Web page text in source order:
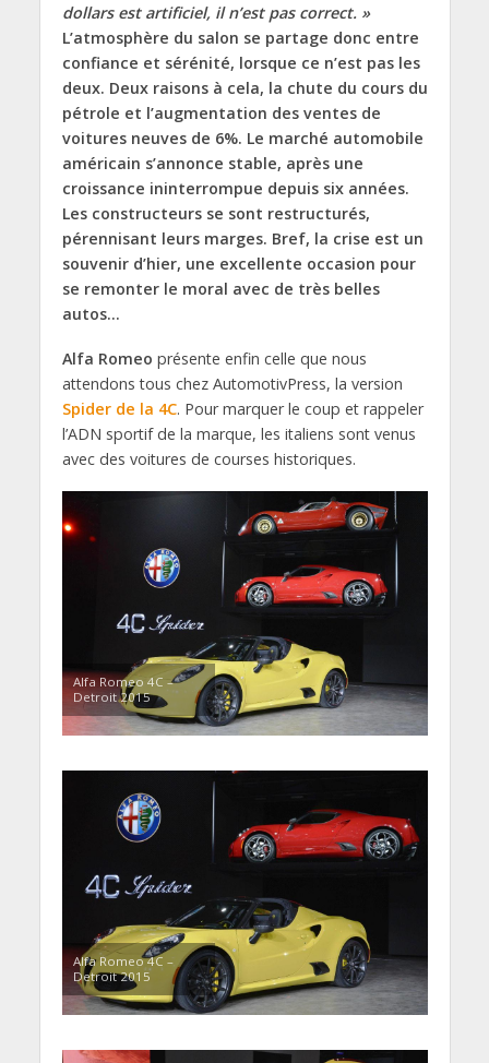
dollars est artificiel, il n’est pas correct. »
L’atmosphère du salon se partage donc entre
confiance et sérénité, lorsque ce n’est pas les
deux. Deux raisons à cela, la chute du cours du
pétrole et l’augmentation des ventes de
voitures neuves de 6%. Le marché automobile
américain s’annonce stable, après une
croissance ininterrompue depuis six années.
Les constructeurs se sont restructurés,
pérennisant leurs marges. Bref, la crise est un
souvenir d’hier, une excellente occasion pour
se remonter le moral avec de très belles
autos…
Alfa Romeo présente enfin celle que nous
attendons tous chez AutomotivPress, la version
Spider de la 4C. Pour marquer le coup et rappeler
l’ADN sportif de la marque, les italiens sont venus
avec des voitures de courses historiques.
Alfa Romeo 4C –
Detroit 2015
Alfa Romeo 4C –
Detroit 2015